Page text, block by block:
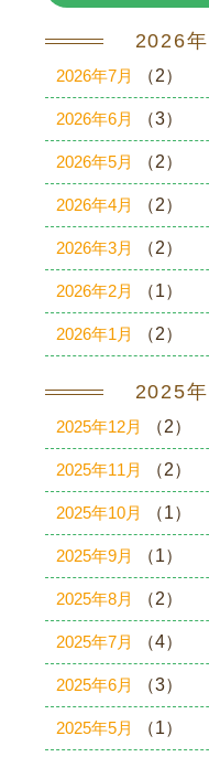
2026年
2026年7月 （2）
2026年6月 （3）
2026年5月 （2）
2026年4月 （2）
2026年3月 （2）
2026年2月 （1）
2026年1月 （2）
2025年
2025年12月 （2）
2025年11月 （2）
2025年10月 （1）
2025年9月 （1）
2025年8月 （2）
2025年7月 （4）
2025年6月 （3）
2025年5月 （1）